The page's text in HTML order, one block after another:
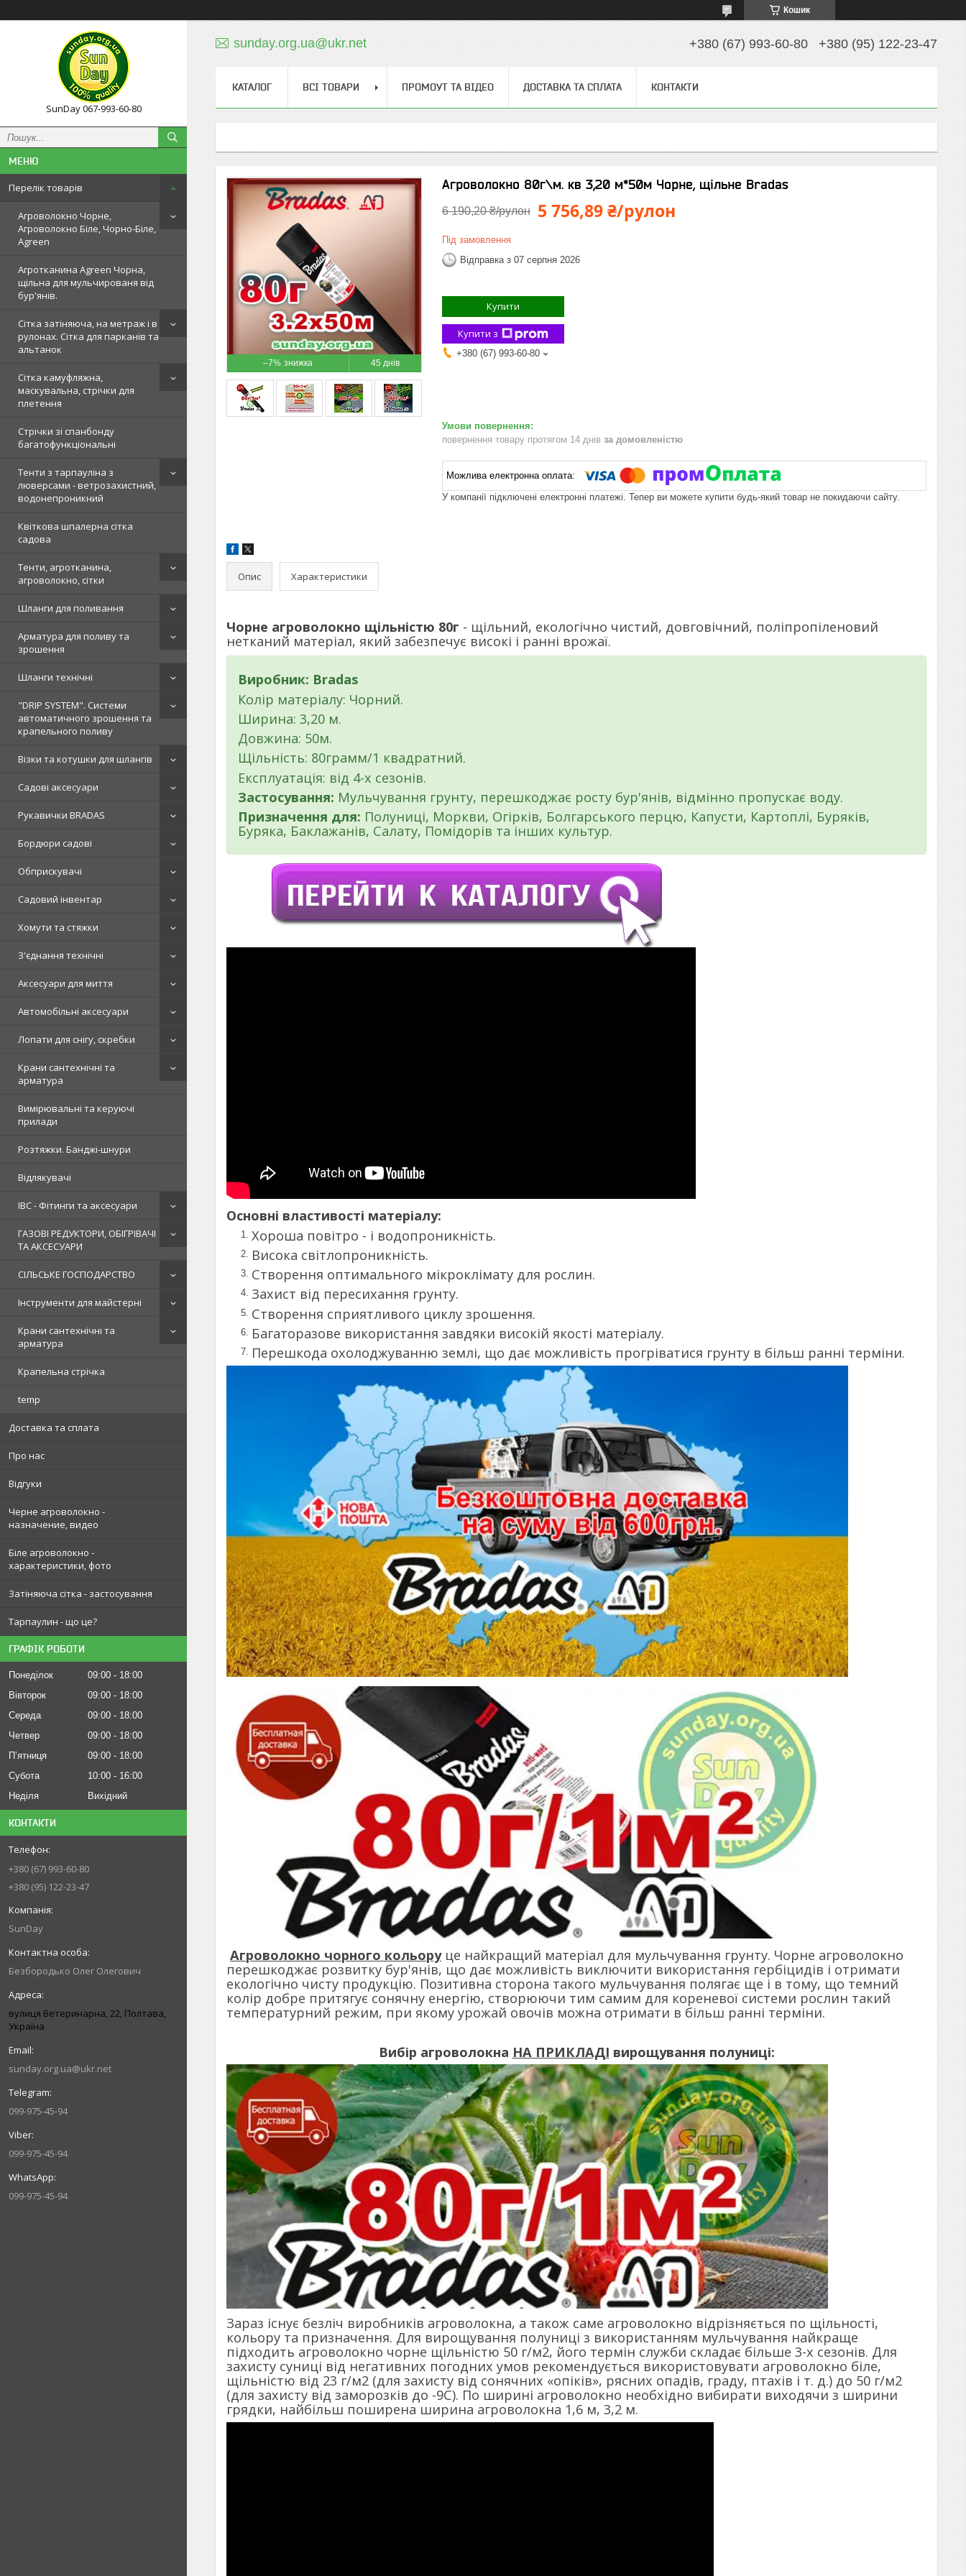
Кошик
SunDay 067-993-60-80
Перелік товарів
Агроволокно Чорне,
Агроволокно Біле, Чорно-Біле,
Agreen
Агротканина Agreen Чорна,
щільна для мульчированя від
бур'янів.
Сітка затіняюча, на метраж і в
рулонах. Сітка для парканів та
альтанок
Сітка камуфляжна,
маскувальна, стрічки для
плетення
Стрічки зі спанбонду
багатофункціональні
Тенти з тарпауліна з
люверсами - ветрозахистний,
водонепроникний
Квіткова шпалерна сітка
садова
Тенти, агротканина,
агроволокно, сітки
Шланги для поливання
Арматура для поливу та
зрошення
Шланги технічні
"DRIP SYSTEM". Системи
автоматичного зрошення та
крапельного поливу
Візки та котушки для шлангів
Садові аксесуари
Рукавички BRADAS
Бордюри садові
Обприскувачі
Садовий інвентар
Хомути та стяжки
З'єднання технічні
Аксесуари для миття
Автомобільні аксесуари
Лопати для снігу, скребки
Крани сантехнічні та
арматура
Вимірювальні та керуючі
прилади
Розтяжки. Банджі-шнури
Відлякувачі
IBC - Фітинги та аксесуари
ГАЗОВІ РЕДУКТОРИ, ОБІГРІВАЧІ
ТА АКСЕСУАРИ
СІЛЬСЬКЕ ГОСПОДАРСТВО
Інструменти для майстерні
Крани сантехнічні та
арматура
Крапельна стрічка
temp
Доставка та сплата
Про нас
Відгуки
Черне агроволокно -
назначение, видео
Біле агроволокно -
характеристики, фото
Затіняюча сітка - застосування
Тарпаулин - що це?
ГРАФІК РОБОТИ
Понеділок 09:00
18:00
Вівторок
09:00
18:00
Середа
09:00
18:00
Четвер
09:00
18:00
Пʼятниця
09:00
18:00
Субота
10:00
16:00
Неділя
Вихідний
КОНТАКТИ
+380 (67) 993-60-80
+380 (95) 122-23-47
SunDay
Безбородько Олег Олегович
вулиця Ветеринарна, 22, Полтава,
Україна
sunday.org.ua@ukr.net
099-975-45-94
099-975-45-94
099-975-45-94
sunday.org.ua@ukr.net +380 (67) 993-60-80 +380 (95) 122-23-47
КАТАЛОГ ВСІ ТОВАРИ ПРОМОУТ ТА ВІДЕО ДОСТАВКА ТА СПЛАТА КОНТАКТИ
–7% 45 днів
Агроволокно 80г\м. кв 3,20 м*50м Чорне, щільне Bradas
6 190,20 ₴/рулон 5 756,89 ₴/рулон
Під замовлення
Відправка з 07 серпня 2026
Купити
Купити з
+380 (67) 993-60-80
повернення товару протягом 14 днів за домовленістю
У компанії підключені електронні платежі. Тепер ви можете купити будь-який товар не покидаючи сайту.
Опис Характеристики
Чорне агроволокно щільністю 80г - щільний, екологічно чистий, довговічний, поліпропіленовий
нетканий матеріал, який забезпечує високі і ранні врожаї.
Виробник: Bradas
Колір матеріалу: Чорний.
Ширина: 3,20 м.
Довжина: 50м.
Щільність: 80грамм/1 квадратний.
Експлуатація: від 4-х сезонів.
Застосування: Мульчування грунту, перешкоджає росту бур'янів, відмінно пропускає воду.
Призначення для: Полуниці, Моркви, Огірків, Болгарського перцю, Капусти, Картоплі, Буряків,
Буряка, Баклажанів, Салату, Помідорів та інших культур.
Основні властивості матеріалу:
Хороша повітро - і водопроникність.
Висока світлопроникність.
Створення оптимального мікроклімату для рослин.
Захист від пересихання грунту.
Створення сприятливого циклу зрошення.
Багаторазове використання завдяки високій якості матеріалу.
Перешкода охолоджуванню землі, що дає можливість прогріватися грунту в більш ранні терміни.
Агроволокно чорного кольоруце найкращий матеріал для мульчування грунту. Чорне агроволокно
перешкоджає розвитку бур'янів, що дає можливість виключити використання гербіцидів і отримати
екологічно чисту продукцію. Позитивна сторона такого мульчування полягає ще і в тому, що темний
колір добре притягує сонячну енергію, створюючи тим самим для кореневої системи рослин такий
температурний режим, при якому урожай овочів можна отримати в більш ранні терміни.
Вибір агроволокна НА ПРИКЛАДІ вирощування полуниці:
Зараз існує безліч виробників агроволокна, а також саме агроволокно відрізняється по щільності,
кольору та призначення. Для вирощування полуниці з використанням мульчування найкраще
підходить агроволокно чорне щільністю 50 г/м2, його термін служби складає більше 3-х сезонів. Для
захисту суниці від негативних погодних умов рекомендується використовувати агроволокно біле,
щільністю від 23 г/м2 (для захисту від сонячних «опіків», рясних опадів, граду, птахів і т. д.) до 50 г/м2
(для захисту від заморозків до -9С). По ширині агроволокно необхідно вибирати виходячи з ширини
грядки, найбільш поширена ширина агроволокна 1,6 м, 3,2 м.